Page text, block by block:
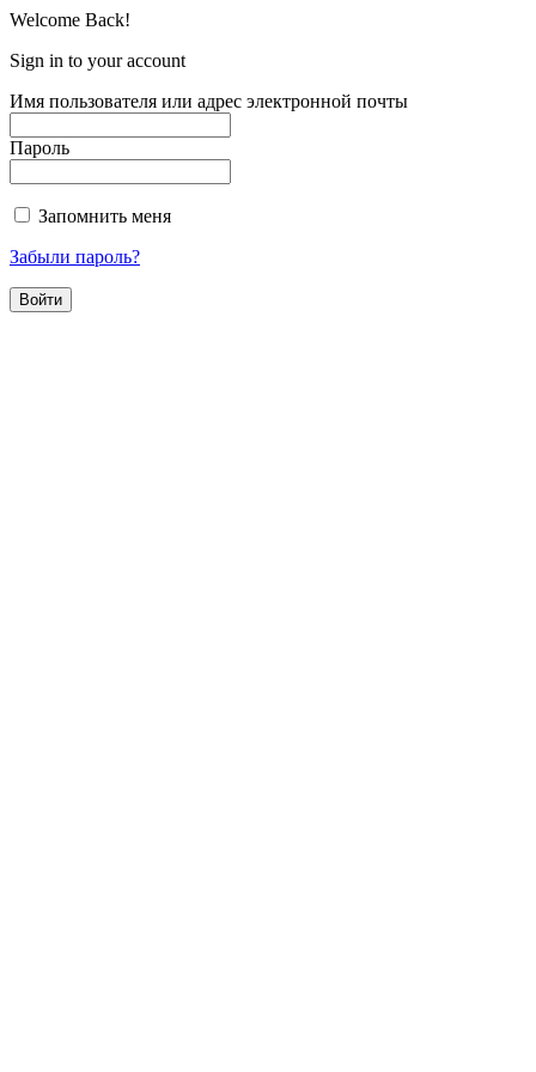
Welcome Back!
Sign in to your account
Имя пользователя или адрес электронной почты
Пароль
Запомнить меня
Забыли пароль?